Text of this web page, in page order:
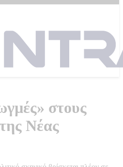
στους
Νέας